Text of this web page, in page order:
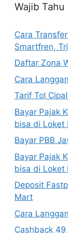
Wajib Tahu
Cara
Smartfren,
Daftar Zona
Cara
Tarif Tol
Bayar Pajak
bisa di Loket
Bayar PBB
Bayar Pajak
bisa di Loket
Deposit
Mart
Cara
Cashback 49